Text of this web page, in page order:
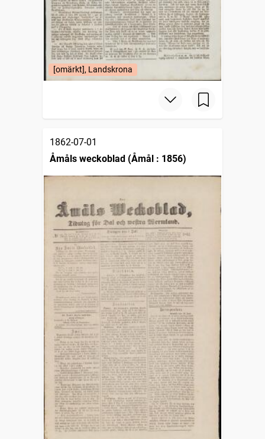
[omärkt], Landskrona
1862-07-01
Åmåls weckoblad (Åmål : 1856)